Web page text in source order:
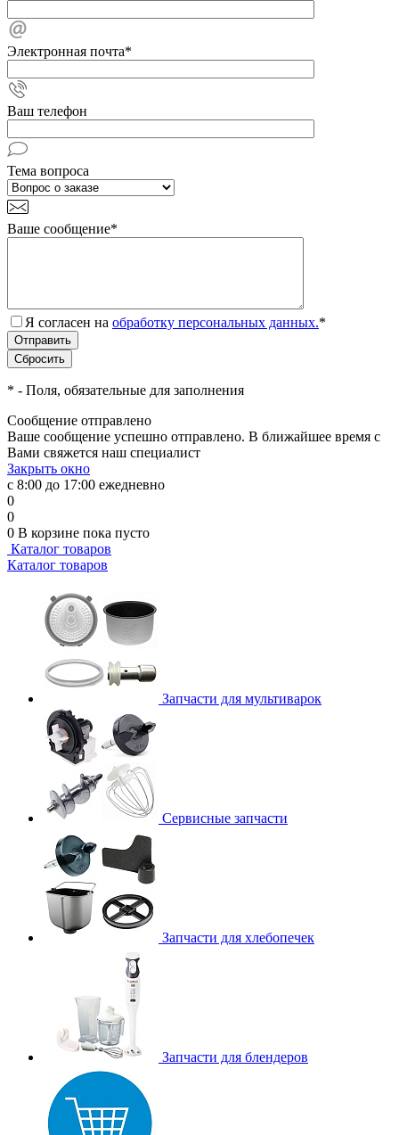
Электронная почта*
Ваш телефон
Тема вопроса
Ваше сообщение*
Я согласен на обработку персональных данных.*
* - Поля, обязательные для заполнения
Сообщение отправлено
Ваше сообщение успешно отправлено. В ближайшее время с
Вами свяжется наш специалист
Закрыть окно
с 8:00 до 17:00 ежедневно
0
0
0 В корзине пока пусто
Каталог товаров
Каталог товаров
Запчасти для мультиварок
Сервисные запчасти
Запчасти для хлебопечек
Запчасти для блендеров